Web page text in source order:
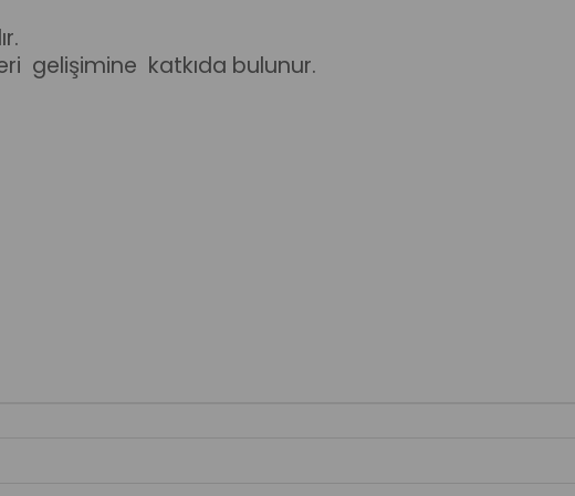
gelişimine katkıda bulunur.